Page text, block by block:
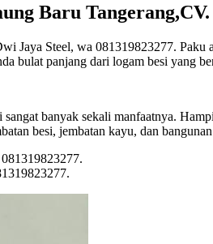
Baru Tangerang,CV.
Jaya Steel, wa 081319823277.
bulat panjang dari logam besi yang
banyak sekali manfaatnya.
besi, jembatan kayu, dan